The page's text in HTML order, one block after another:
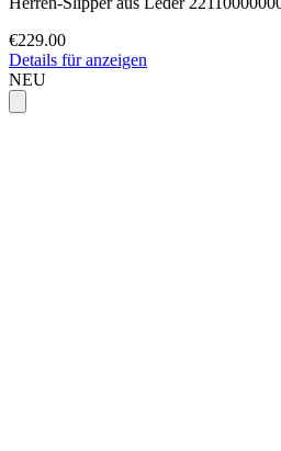
€229.00
Details für anzeigen
NEU